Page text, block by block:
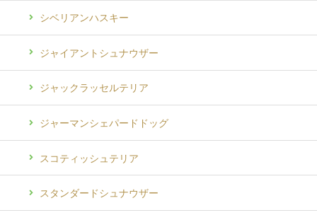
シベリアンハスキー
ジャイアントシュナウザー
ジャックラッセルテリア
ジャーマンシェパードドッグ
スコティッシュテリア
スタンダードシュナウザー